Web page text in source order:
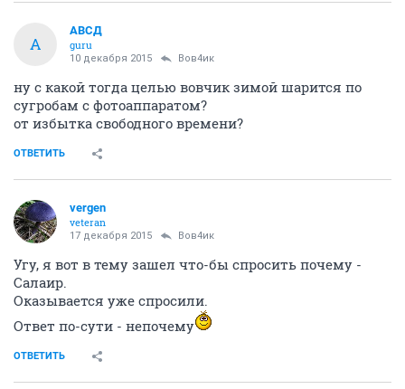
А
АВСД
guru
10 декабря 2015 Вов4ик
ну с какой тогда целью вовчик зимой шарится по
сугробам с фотоаппаратом?
от избытка свободного времени?
ОТВЕТИТЬ
vergen
veteran
17 декабря 2015 Вов4ик
Угу, я вот в тему зашел что-бы спросить почему -
Салаир.
Оказывается уже спросили.
Ответ по-сути - непочему
ОТВЕТИТЬ